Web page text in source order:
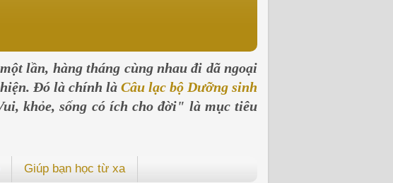
lần, hàng tháng cùng nhau đi dã ngoại
Đó là chính là Câu lạc bộ Dưỡng sinh
khỏe, sống có ích cho đời" là mục tiêu
Giúp bạn học từ xa